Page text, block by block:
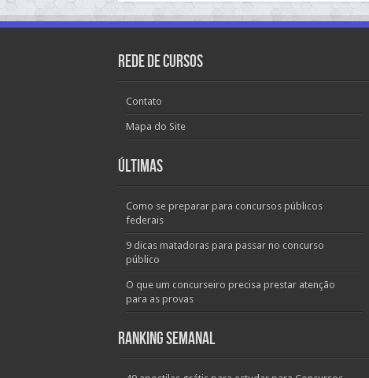
Rede de Cursos
Contato
Mapa do Site
Últimas
Como se preparar para concursos públicos
federais
9 dicas matadoras para passar no concurso
público
O que um concurseiro precisa prestar atenção
para as provas
Ranking Semanal